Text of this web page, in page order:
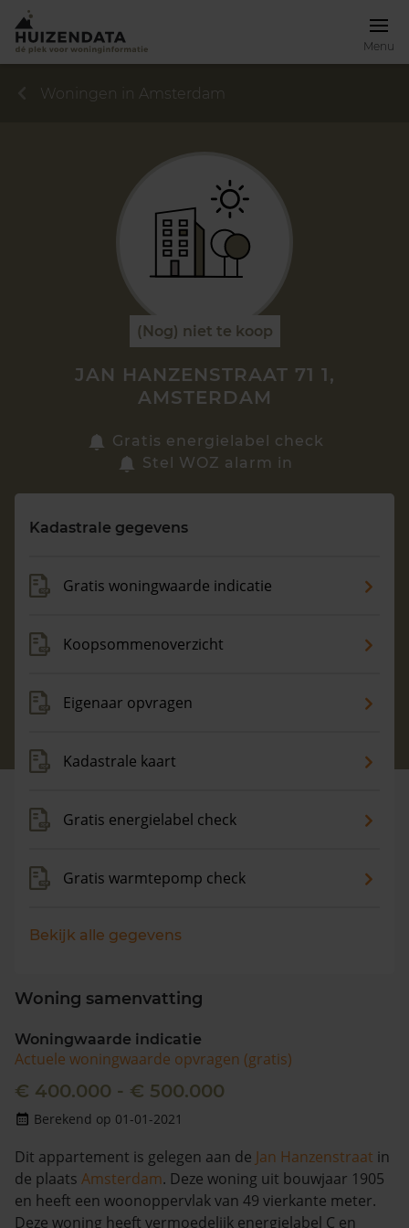
Menu
Vragen? Neem contact met ons op
088 220 4200
Woningen in Amsterdam
(Nog) niet te koop
JAN HANZENSTRAAT 71 1,
AMSTERDAM
Gratis energielabel check
Stel WOZ alarm in
Kadastrale gegevens
Gratis woningwaarde indicatie
Koopsommenoverzicht
Eigenaar opvragen
Kadastrale kaart
Gratis energielabel check
Gratis warmtepomp check
Bekijk alle gegevens
Woning samenvatting
Woningwaarde indicatie
Actuele woningwaarde opvragen (gratis)
€ 400.000 - € 500.000
Berekend op 01-01-2021
Dit appartement is gelegen aan de Jan Hanzenstraat in
de plaats Amsterdam. Deze woning uit bouwjaar 1905
en heeft een woonoppervlak van 49 vierkante meter.
Deze woning heeft vermoedelijk energielabel C en